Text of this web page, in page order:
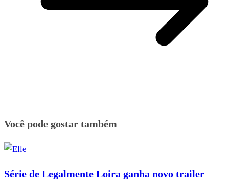
Você pode gostar também
Série de Legalmente Loira ganha novo trailer